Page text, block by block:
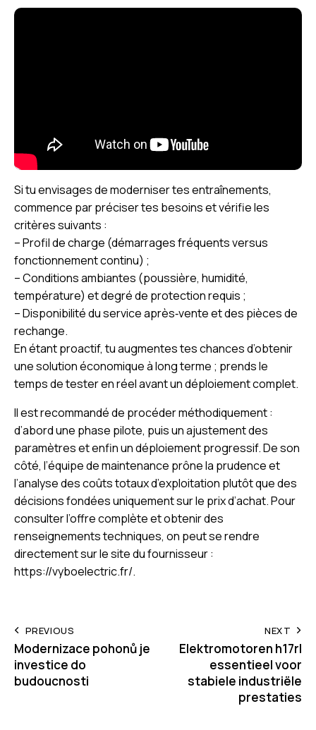
Si tu envisages de moderniser tes entraînements,
commence par préciser tes besoins et vérifie les
critères suivants :
– Profil de charge (démarrages fréquents versus
fonctionnement continu) ;
– Conditions ambiantes (poussière, humidité,
température) et degré de protection requis ;
– Disponibilité du service après‑vente et des pièces de
rechange.
En étant proactif, tu augmentes tes chances d’obtenir
une solution économique à long terme ; prends le
temps de tester en réel avant un déploiement complet.
Il est recommandé de procéder méthodiquement :
d’abord une phase pilote, puis un ajustement des
paramètres et enfin un déploiement progressif. De son
côté, l’équipe de maintenance prône la prudence et
l’analyse des coûts totaux d’exploitation plutôt que des
décisions fondées uniquement sur le prix d’achat. Pour
consulter l’offre complète et obtenir des
renseignements techniques, on peut se rendre
directement sur le site du fournisseur :
https://vyboelectric.fr/.
Post
navigation
PREVIOUS
Modernizace pohonů je
investice do
budoucnosti
NEXT
Elektromotoren h17rl
essentieel voor
stabiele industriële
prestaties